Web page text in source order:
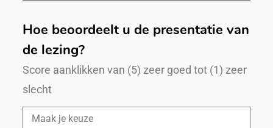
Hoe beoordeelt u de presentatie van
de lezing?
Score aanklikken van (5) zeer goed tot (1) zeer
slecht